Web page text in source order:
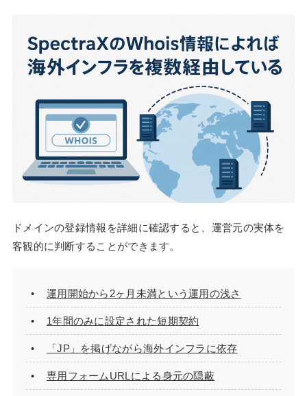
ドメインの登録情報を詳細に確認すると、運営元の実体を
客観的に判断することができます。
運用開始から2ヶ月未満という運用の浅さ
1年間のみに設定された短期契約
「JP」を掲げながら海外インフラに依存
専用フォームURLによる身元の隠蔽